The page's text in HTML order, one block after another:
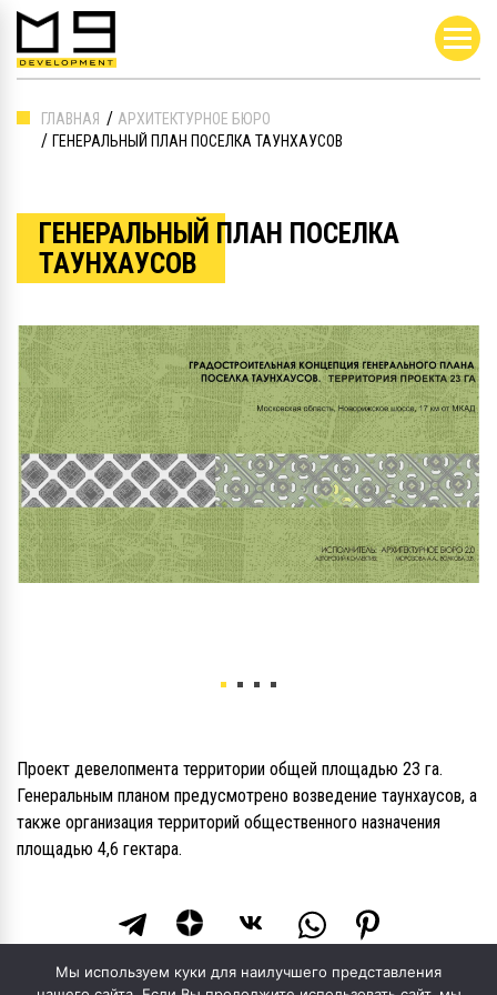
ГЛАВНАЯ
АРХИТЕКТУРНОЕ БЮРО
ГЕНЕРАЛЬНЫЙ ПЛАН ПОСЕЛКА ТАУНХАУСОВ
ГЕНЕРАЛЬНЫЙ ПЛАН ПОСЕЛКА
ТАУНХАУСОВ
Проект девелопмента территории общей площадью 23 га.
Генеральным планом предусмотрено возведение таунхаусов, а
также организация территорий общественного назначения
площадью 4,6 гектара.
Мы используем куки для наилучшего представления